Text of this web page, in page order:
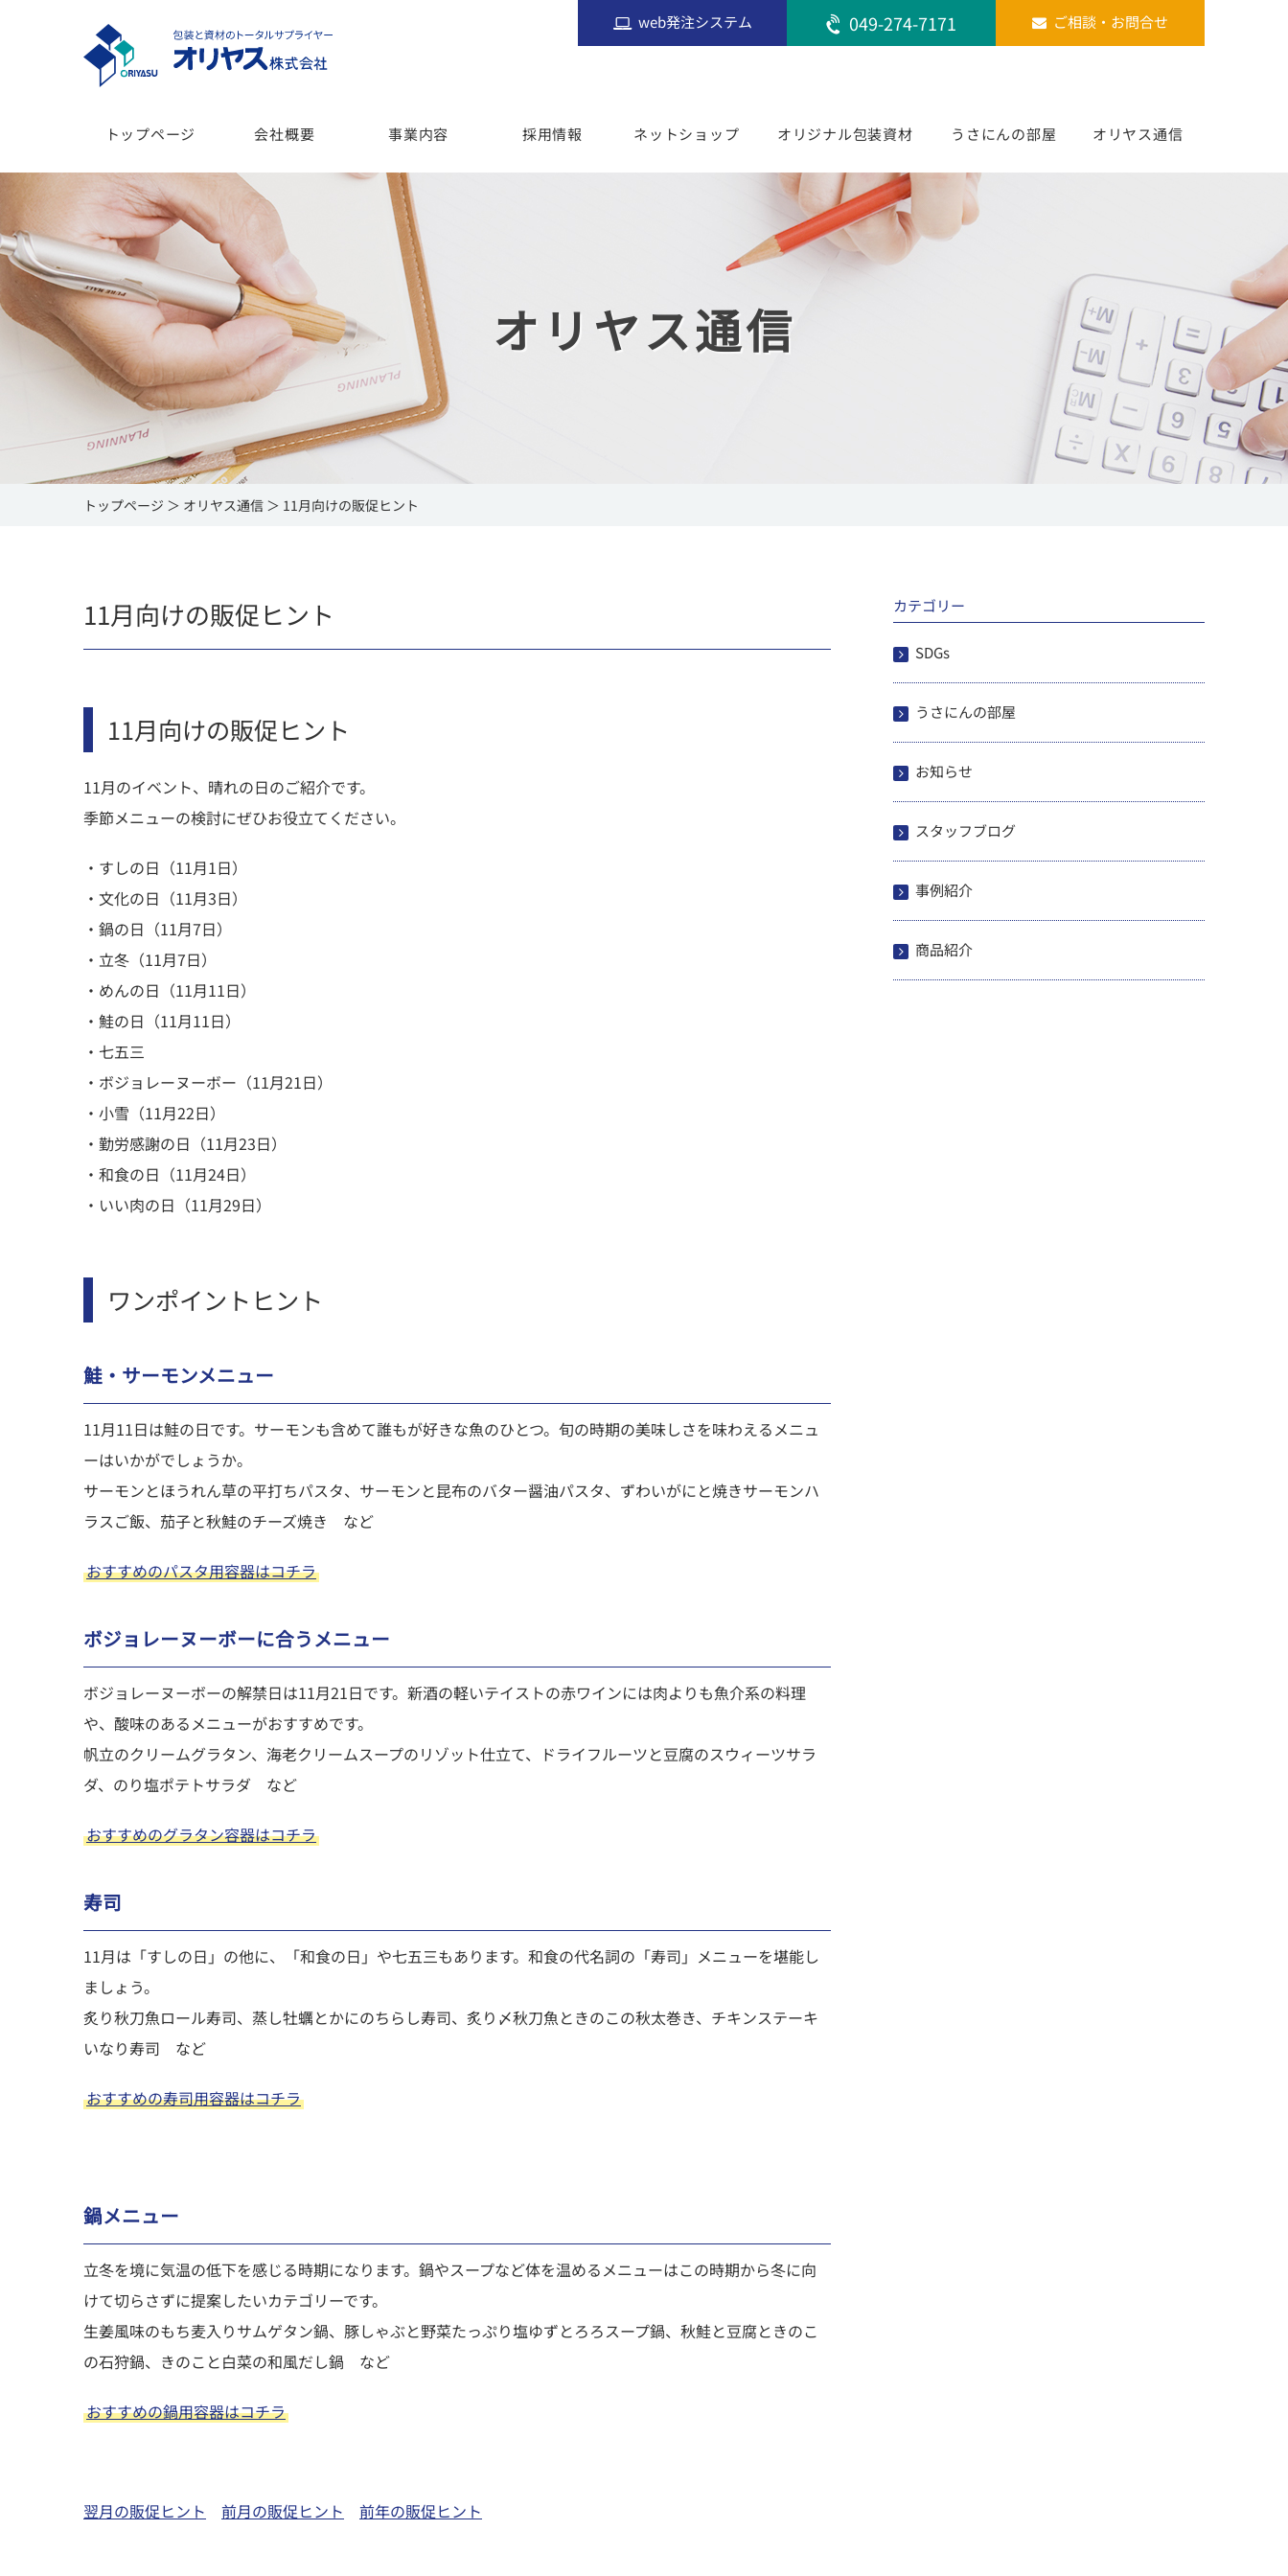
web発注システム 049-274-7171 ご相談・お問合せ
トップページ 会社概要 事業内容 採用情報 ネットショップ オリジナル包装資材 うさにんの部屋 オリヤス通信
オリヤス通信
トップページ オリヤス通信 11月向けの販促ヒント
11月向けの販促ヒント
11月向けの販促ヒント
11月のイベント、晴れの日のご紹介です。
季節メニューの検討にぜひお役立てください。
・すしの日（11月1日）
・文化の日（11月3日）
・鍋の日（11月7日）
・立冬（11月7日）
・めんの日（11月11日）
・鮭の日（11月11日）
・七五三
・ボジョレーヌーボー（11月21日）
・小雪（11月22日）
・勤労感謝の日（11月23日）
・和食の日（11月24日）
・いい肉の日（11月29日）
ワンポイントヒント
鮭・サーモンメニュー
11月11日は鮭の日です。サーモンも含めて誰もが好きな魚のひとつ。旬の時期の美味しさを味わえるメニュ
ーはいかがでしょうか。
サーモンとほうれん草の平打ちパスタ、サーモンと昆布のバター醤油パスタ、ずわいがにと焼きサーモンハ
ラスご飯、茄子と秋鮭のチーズ焼き など
おすすめのパスタ用容器はコチラ
ボジョレーヌーボーに合うメニュー
ボジョレーヌーボーの解禁日は11月21日です。新酒の軽いテイストの赤ワインには肉よりも魚介系の料理
や、酸味のあるメニューがおすすめです。
帆立のクリームグラタン、海老クリームスープのリゾット仕立て、ドライフルーツと豆腐のスウィーツサラ
ダ、のり塩ポテトサラダ など
おすすめのグラタン容器はコチラ
寿司
11月は「すしの日」の他に、「和食の日」や七五三もあります。和食の代名詞の「寿司」メニューを堪能し
ましょう。
炙り秋刀魚ロール寿司、蒸し牡蠣とかにのちらし寿司、炙り〆秋刀魚ときのこの秋太巻き、チキンステーキ
いなり寿司 など
おすすめの寿司用容器はコチラ
鍋メニュー
立冬を境に気温の低下を感じる時期になります。鍋やスープなど体を温めるメニューはこの時期から冬に向
けて切らさずに提案したいカテゴリーです。
生姜風味のもち麦入りサムゲタン鍋、豚しゃぶと野菜たっぷり塩ゆずとろろスープ鍋、秋鮭と豆腐ときのこ
の石狩鍋、きのこと白菜の和風だし鍋 など
おすすめの鍋用容器はコチラ
翌月の販促ヒント 前月の販促ヒント 前年の販促ヒント
カテゴリー
SDGs
うさにんの部屋
お知らせ
スタッフブログ
事例紹介
商品紹介